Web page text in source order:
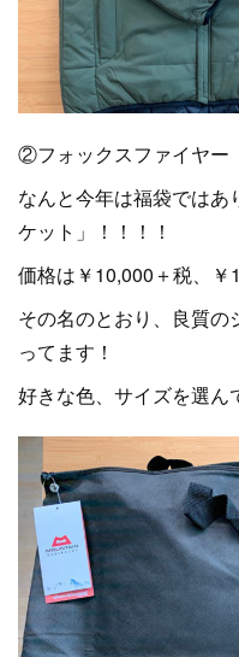
②フォックスファイヤー
なんと今年は福袋ではあ
ケット」！！！！
価格は￥10,000＋税、￥
その名のとおり、良質
ってます！
好きな色、サイズを選ん